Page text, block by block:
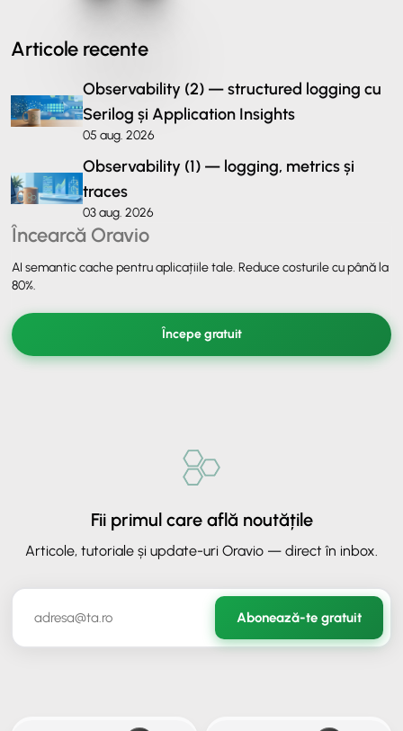
Articole recente
Observability (2) — structured logging cu
Serilog și Application Insights
05 aug. 2026
Observability (1) — logging, metrics și
traces
03 aug. 2026
Încearcă Oravio
AI semantic cache pentru aplicațiile tale. Reduce costurile cu până la
80%.
Începe gratuit
Fii primul care află noutățile
Articole, tutoriale și update-uri Oravio — direct în inbox.
Abonează-te gratuit
ORAVIO - Asistent AI